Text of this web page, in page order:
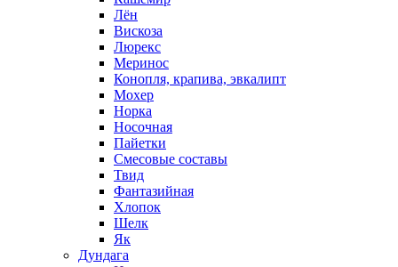
Лён
Вискоза
Люрекс
Меринос
Конопля, крапива, эвкалипт
Мохер
Норка
Носочная
Пайетки
Смесовые составы
Твид
Фантазийная
Хлопок
Шелк
Як
Дундага